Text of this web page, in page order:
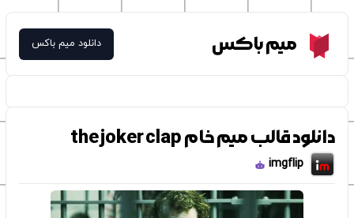
Meme Boxمیم باکس دانلود میم باکس
دانلود قالب میم خام the joker clap
imgflip